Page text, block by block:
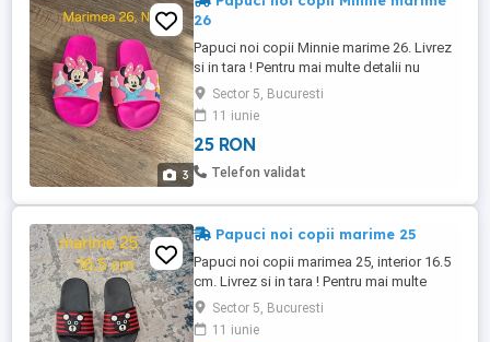
3
26
Papuci noi copii Minnie marime 26. Livrez
si in tara ! Pentru mai multe detalii nu
ezitati sa ma contactati !
Sector 5, Bucuresti
11 iunie
25 RON
Telefon validat
Papuci noi copii marime 25
Papuci noi copii marimea 25, interior 16.5
cm. Livrez si in tara ! Pentru mai multe
detalii nu ezitati sa ma contactati !
Sector 5, Bucuresti
11 iunie